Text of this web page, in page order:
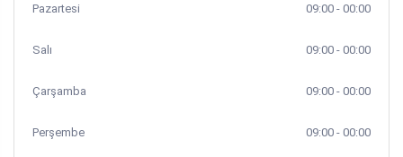
Pazartesi 09:00 - 00:00
Salı 09:00 - 00:00
Çarşamba 09:00 - 00:00
Perşembe 09:00 - 00:00